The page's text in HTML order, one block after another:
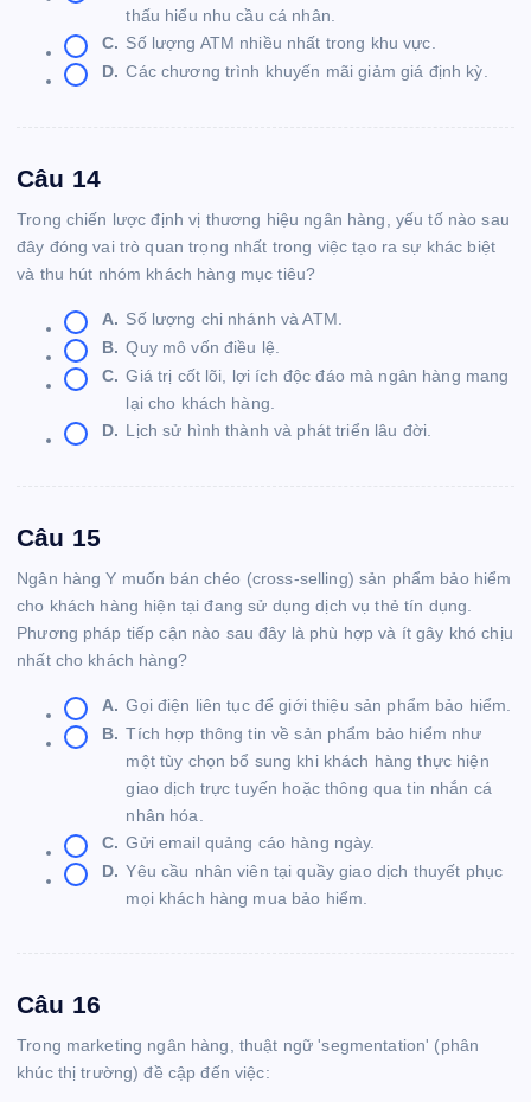
thấu hiểu nhu cầu cá nhân.
C. Số lượng ATM nhiều nhất trong khu vực.
D. Các chương trình khuyến mãi giảm giá định kỳ.
Câu 14
Trong chiến lược định vị thương hiệu ngân hàng, yếu tố nào sau
đây đóng vai trò quan trọng nhất trong việc tạo ra sự khác biệt
và thu hút nhóm khách hàng mục tiêu?
A. Số lượng chi nhánh và ATM.
B. Quy mô vốn điều lệ.
C. Giá trị cốt lõi, lợi ích độc đáo mà ngân hàng mang
lại cho khách hàng.
D. Lịch sử hình thành và phát triển lâu đời.
Câu 15
Ngân hàng Y muốn bán chéo (cross-selling) sản phẩm bảo hiểm
cho khách hàng hiện tại đang sử dụng dịch vụ thẻ tín dụng.
Phương pháp tiếp cận nào sau đây là phù hợp và ít gây khó chịu
nhất cho khách hàng?
A. Gọi điện liên tục để giới thiệu sản phẩm bảo hiểm.
B. Tích hợp thông tin về sản phẩm bảo hiểm như
một tùy chọn bổ sung khi khách hàng thực hiện
giao dịch trực tuyến hoặc thông qua tin nhắn cá
nhân hóa.
C. Gửi email quảng cáo hàng ngày.
D. Yêu cầu nhân viên tại quầy giao dịch thuyết phục
mọi khách hàng mua bảo hiểm.
Câu 16
Trong marketing ngân hàng, thuật ngữ 'segmentation' (phân
khúc thị trường) đề cập đến việc: